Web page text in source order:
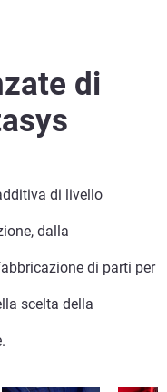
di
di livello
dalla
di parti per
scelta della